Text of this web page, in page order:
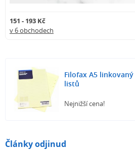
151 - 193 Kč
v 6 obchodech
Filofax A5
listů
Nejnižší cena!
Články odjinud